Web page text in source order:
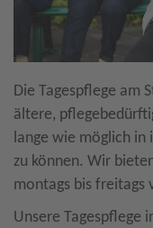
Die Tagespflege am
ältere,
lange wie möglich in
zu können. Wir
montags bis freitags
Unsere Tagespflege